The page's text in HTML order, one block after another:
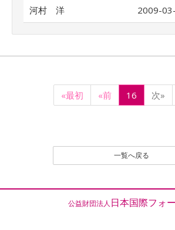
河村 洋 2009-
«最初 «前 16 次»
一覧へ戻る
公益財団法人 日本国際フォ